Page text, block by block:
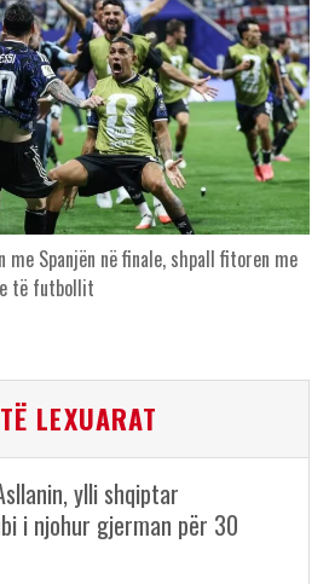
Spanjën në finale, shpall fitoren me
të futbollit
LEXUARAT
ylli shqiptar
i njohur gjerman për 30